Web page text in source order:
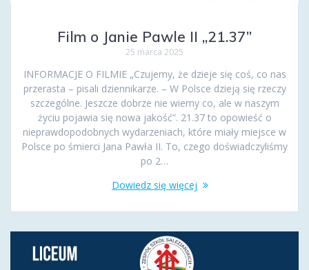
Film o Janie Pawle II „21.37”
25 marca 2025
INFORMACJE O FILMIE „Czujemy, że dzieje się coś, co nas
przerasta – pisali dziennikarze. – W Polsce dzieją się rzeczy
szczególne. Jeszcze dobrze nie wiemy co, ale w naszym
życiu pojawia się nowa jakość”. 21.37 to opowieść o
nieprawdopodobnych wydarzeniach, które miały miejsce w
Polsce po śmierci Jana Pawła II. To, czego doświadczyliśmy
po 2…
Dowiedz się więcej